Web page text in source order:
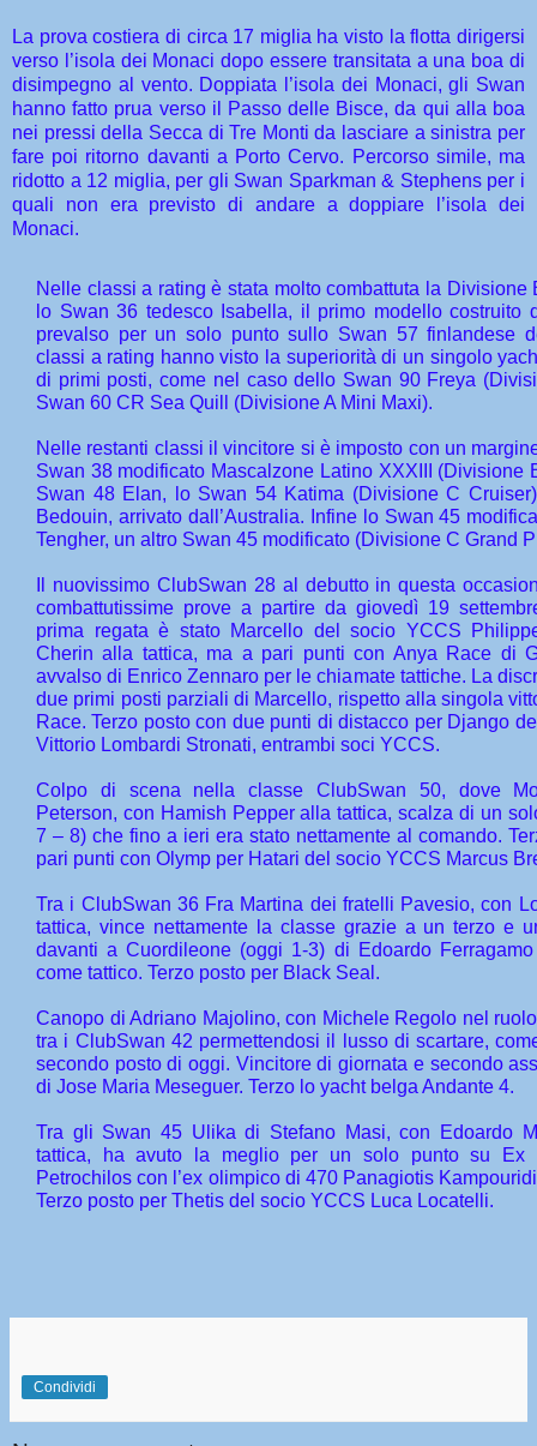
La prova costiera di circa 17 miglia ha visto la flotta dirigersi
verso l’isola dei Monaci dopo essere transitata a una boa di
disimpegno al vento. Doppiata l’isola dei Monaci, gli Swan
hanno fatto prua verso il Passo delle Bisce, da qui alla boa
nei pressi della Secca di Tre Monti da lasciare a sinistra per
fare poi ritorno davanti a Porto Cervo. Percorso simile, ma
ridotto a 12 miglia, per gli Swan Sparkman & Stephens per i
quali non era previsto di andare a doppiare l’isola dei
Monaci.
Nelle classi a rating è stata molto combattuta la Divisione
lo Swan 36 tedesco Isabella, il primo modello costruito
prevalso per un solo punto sullo Swan 57 finlandese
classi a rating hanno visto la superiorità di un singolo
di primi posti, come nel caso dello Swan 90 Freya
Swan 60 CR Sea Quill (Divisione A Mini Maxi).
Nelle restanti classi il vincitore si è imposto con un
Swan 38 modificato Mascalzone Latino XXXIII (Divisione
Swan 48 Elan, lo Swan 54 Katima (Divisione C
Bedouin, arrivato dall’Australia. Infine lo Swan 45
Tengher, un altro Swan 45 modificato (Divisione C Grand
Il nuovissimo ClubSwan 28 al debutto in questa
combattutissime prove a partire da giovedì 19
prima regata è stato Marcello del socio YCCS
Cherin alla tattica, ma a pari punti con Anya Race di
avvalso di Enrico Zennaro per le chiamate tattiche. La
due primi posti parziali di Marcello, rispetto alla singola
Race. Terzo posto con due punti di distacco per Django
Vittorio Lombardi Stronati, entrambi soci YCCS.
Colpo di scena nella classe ClubSwan 50, dove
Peterson, con Hamish Pepper alla tattica, scalza di un
7 – 8) che fino a ieri era stato nettamente al comando.
pari punti con Olymp per Hatari del socio YCCS Marcus
Tra i ClubSwan 36 Fra Martina dei fratelli Pavesio, con
tattica, vince nettamente la classe grazie a un terzo e
davanti a Cuordileone (oggi 1-3) di Edoardo
come tattico. Terzo posto per Black Seal.
Canopo di Adriano Majolino, con Michele Regolo nel
tra i ClubSwan 42 permettendosi il lusso di scartare,
secondo posto di oggi. Vincitore di giornata e secondo
di Jose Maria Meseguer. Terzo lo yacht belga Andante 4.
Tra gli Swan 45 Ulika di Stefano Masi, con Edoardo
tattica, ha avuto la meglio per un solo punto su Ex
Petrochilos con l’ex olimpico di 470 Panagiotis
Terzo posto per Thetis del socio YCCS Luca Locatelli.
Condividi